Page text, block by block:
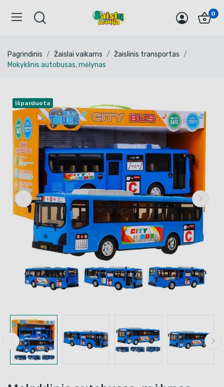
0
Pagrindinis Žaislai vaikams
Žaislinis transportas
Mokyklinis autobusas, mėlynas
Išparduota